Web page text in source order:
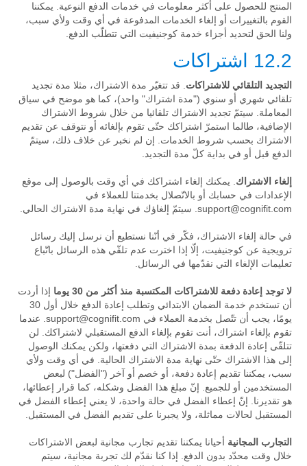
المنتج للحصول على أكثر معلومات في خدمات الدفع النوعية. يمكننا
القوم بالتغييرات أو إلغاء الخدمات المدفوعة في أي وقت ولأي سبب،
ولنا الحق لتحديد أجزاء خدمة كوجنيفيت التي تتطلّب الدفع.
12.2 اشتراكات
التجديد التلقائي للاشتراكات . قد تتغيّر مدة الاشتراك، مثلا مدة تجديد
تلقائي شهري أو سنوي ("مدة اشتراك" واحد)، كما هو موضح في سياق
المعاملة. سيتمّ تجديد الاشتراك تلقائيا من خلال شروط الاشتراك
الإضافية، طالما استمرّ اشتراكك حتّى تقوم بإلغائه أو نتوقف عن تقديم
الاشتراك بحسب شروط الخدمات. إن لم نخبر عن خلاف ذلك، سيتمّ
الدفع قبل أو في بداية كلّ مدة التجديد.
إلغاء الاشتراك . يمكنك إلغاء اشتراكك في أي وقت بالوصول إلى موقع
الإعدادات في حسابك أو بالاتّصلال بخدمتنا للعملاء في
support@cognifit.com . سيتمّ إلغاؤك في نهاية مدة الاشتراك الحالي.
في حالة إلغاء الاشتراك، فكّر في أنّنا نستطيع أن نرسل إليك رسائل
ترويجية عن كوجنيفيت، إلّا إذا اخترت عدم تلقّي هذه الرسائل باتّباع
تعليمات الإلغاء التي نقدّمها في الرسائل.
لا توجد إعادة دفعة للاشتراكات المكتسبة منذ أكثر من 30 يوما
إذا أردت
أن تستخدم خدمة الضمان الابتدائي وتطلب إعادة الدفع خلال أول 30
يومًا، يجب أن تتّصل بخدمة العملاء في support@cognifit.com . عندما
تقوم بإلغاء اشتراك، أنت تقوم بإلغاء الدفع المستقبلي لاشتراكك. لن
تتلقّى إعادة الدفعة بمدة الاشتراك التي دفعتها، ولكن يمكنك الوصول
إلى هذا الاشتراك حتّى نهاية مدة الاشتراك الحالية. في أي وقت ولأي
سبب، يمكننا تقديم إعادة دفعة، أو خصم أو آخر ("الفضل") لبعض
المستخدمين أو للجميع. إنّ مبلغ هذا الفضل وشكله، كما قرار إعطائها،
هو تقديرنا. إنّ إعطاء الفضل في حالة واحدة، لا يعني إعطاء الفضل في
المستقبل لحالات مماثلة، ولا يجبرنا على تقديم الفضل في المستقبل.
التجارب المجانية أحيانا يمكننا تقديم تجارب مجانية لبعض الاشتراكات
خلال وقت محدّد بدون الدفع. إذا كنا نقدّم لك تجربة مجانية، سيتم